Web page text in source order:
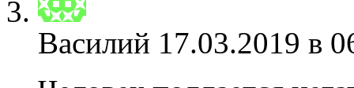
Василий 17.03.2019 в